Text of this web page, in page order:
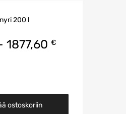
200 l
1877,60 €
ostoskoriin